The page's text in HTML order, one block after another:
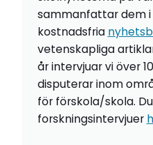
sammanfattar dem i
kostnadsfria
vetenskapliga
år intervjuar vi över
disputerar inom
för förskola/skola.
forskningsintervjuer